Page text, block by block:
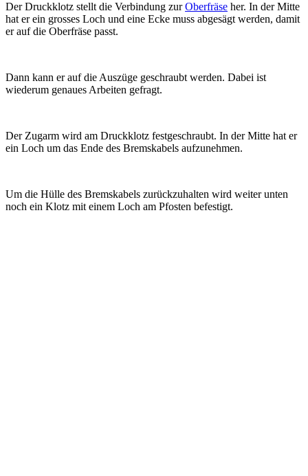
Der Druckklotz stellt die Verbindung zurOberfräse her. In der Mitte
hat er ein grosses Loch und eine Ecke muss abgesägt werden, damit
er auf die Oberfräse passt.
Dann kann er auf die Auszüge geschraubt werden. Dabei ist
wiederum genaues Arbeiten gefragt.
Der Zugarm wird am Druckklotz festgeschraubt. In der Mitte hat er
ein Loch um das Ende des Bremskabels aufzunehmen.
Um die Hülle des Bremskabels zurückzuhalten wird weiter unten
noch ein Klotz mit einem Loch am Pfosten befestigt.